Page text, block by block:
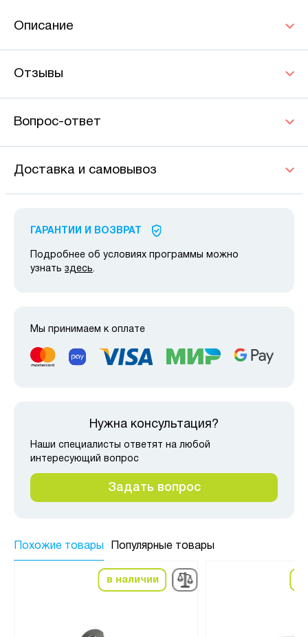
Описание
Отзывы
Вопрос-ответ
Доставка и самовывоз
ГАРАНТИИ И ВОЗВРАТ
Подробнее об условиях программы можно
узнать здесь.
Мы принимаем к оплате
Нужна консультация?
Наши специалисты ответят на любой
интересующий вопрос
Задать вопрос
Похожие товары Популярные товары
в наличии